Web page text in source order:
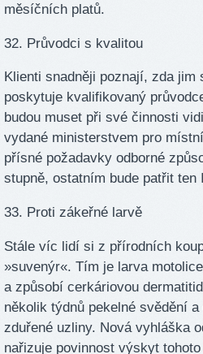
měsíčních platů.
32. Průvodci s kvalitou
Klienti snadněji poznají, zda
poskytuje kvalifikovaný
budou muset při své činnosti
vydané ministerstvem pro
přísné požadavky odborné
stupně, ostatním bude patřit ten
33. Proti zákeřné larvě
Stále víc lidí si z přírodních
»suvenýr«. Tím je larva
a způsobí cerkáriovou
několik týdnů pekelné svědění
zduřené uzliny. Nová vyhláška
nařizuje povinnost výskyt